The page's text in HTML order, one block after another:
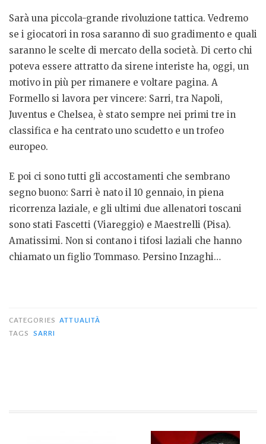
Sarà una piccola-grande rivoluzione tattica. Vedremo
se i giocatori in rosa saranno di suo gradimento e quali
saranno le scelte di mercato della società. Di certo chi
poteva essere attratto da sirene interiste ha, oggi, un
motivo in più per rimanere e voltare pagina. A
Formello si lavora per vincere: Sarri, tra Napoli,
Juventus e Chelsea, è stato sempre nei primi tre in
classifica e ha centrato uno scudetto e un trofeo
europeo.
E poi ci sono tutti gli accostamenti che sembrano
segno buono: Sarri è nato il 10 gennaio, in piena
ricorrenza laziale, e gli ultimi due allenatori toscani
sono stati Fascetti (Viareggio) e Maestrelli (Pisa).
Amatissimi. Non si contano i tifosi laziali che hanno
chiamato un figlio Tommaso. Persino Inzaghi…
CATEGORIES ATTUALITÀ
TAGS
SARRI